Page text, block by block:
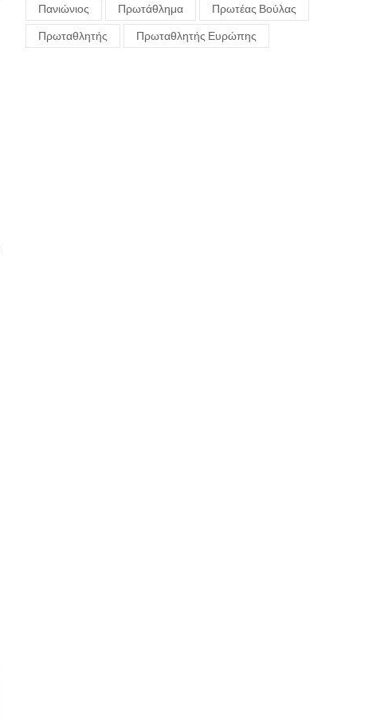
Πανιώνιος Πρωτάθλημα Πρωτέας Βούλας
Πρωταθλητής Πρωταθλητής Ευρώπης